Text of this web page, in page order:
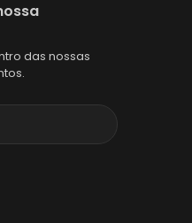
das nossas